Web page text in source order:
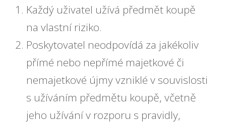
Každý uživatel užívá předmět koupě
na vlastní riziko.
Poskytovatel neodpovídá za jakékoliv
přímé nebo nepřímé majetkové či
nemajetkové újmy vzniklé v souvislosti
s užíváním předmětu koupě, včetně
jeho užívání v rozporu s pravidly,